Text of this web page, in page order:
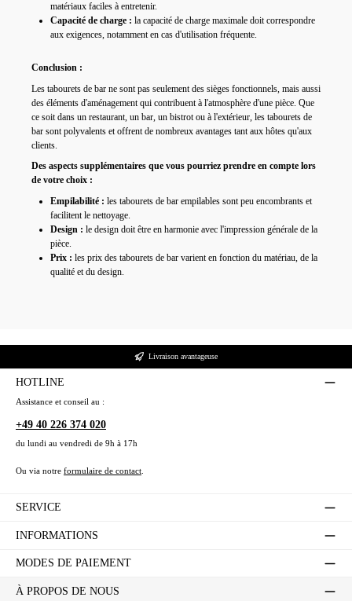
matériaux faciles à entretenir.
Capacité de charge : la capacité de charge maximale doit correspondre
aux exigences, notamment en cas d'utilisation fréquente.
Conclusion :
Les tabourets de bar ne sont pas seulement des sièges fonctionnels, mais aussi
des éléments d'aménagement qui contribuent à l'atmosphère d'une pièce. Que
ce soit dans un restaurant, un bar, un bistrot ou à l'extérieur, les tabourets de
bar sont polyvalents et offrent de nombreux avantages tant aux hôtes qu'aux
clients.
Des aspects supplémentaires que vous pourriez prendre en compte lors
de votre choix :
Empilabilité : les tabourets de bar empilables sont peu encombrants et
facilitent le nettoyage.
Design : le design doit être en harmonie avec l'impression générale de la
pièce.
Prix : les prix des tabourets de bar varient en fonction du matériau, de la
qualité et du design.
Livraison avantageuse
HOTLINE
Assistance et conseil au :
+49 40 226 374 020
du lundi au vendredi de 9h à 17h
Ou via notre formulaire de contact.
SERVICE
INFORMATIONS
MODES DE PAIEMENT
À PROPOS DE NOUS